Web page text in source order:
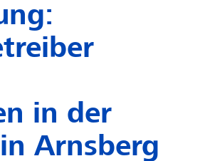
in der
Arnsberg